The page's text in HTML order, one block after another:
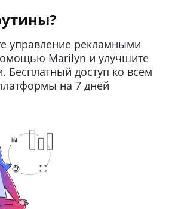
управление рекламными
Marilyn и улучшите
Бесплатный доступ ко всем
на 7 дней